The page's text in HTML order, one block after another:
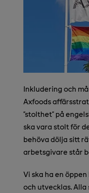
Inkludering och
Axfoods
”stolthet” på
ska vara stolt för
behöva dölja sitt
arbetsgivare står
Vi ska ha en
och utvecklas. Alla